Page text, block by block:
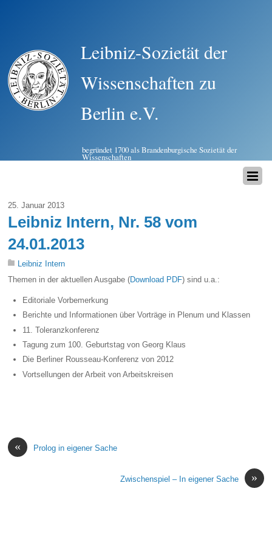
Leibniz-Sozietät der
Wissenschaften zu
Berlin e.V.
begründet 1700 als Brandenburgische Sozietät der
Wissenschaften
25. Januar 2013
Leibniz Intern, Nr. 58 vom
24.01.2013
Leibniz Intern
Themen in der aktuellen Ausgabe (Download PDF) sind u.a.:
Editoriale Vorbemerkung
Berichte und Informationen über Vorträge in Plenum und Klassen
11. Toleranzkonferenz
Tagung zum 100. Geburtstag von Georg Klaus
Die Berliner Rousseau-Konferenz von 2012
Vortsellungen der Arbeit von Arbeitskreisen
« Prolog in eigener Sache
»
Zwischenspiel – In eigener Sache